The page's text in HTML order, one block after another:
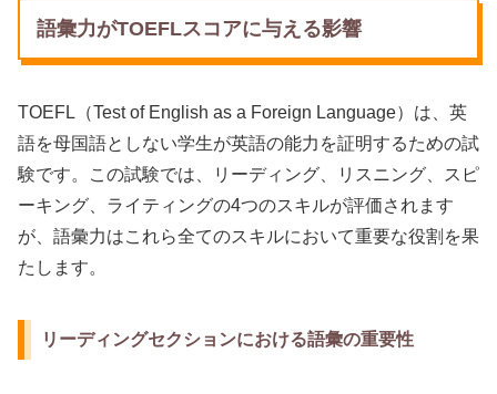
語彙力がTOEFLスコアに与える影響
TOEFL（Test of English as a Foreign Language）は、英
語を母国語としない学生が英語の能力を証明するための試
験です。この試験では、リーディング、リスニング、スピ
ーキング、ライティングの4つのスキルが評価されます
が、語彙力はこれら全てのスキルにおいて重要な役割を果
たします。
リーディングセクションにおける語彙の重要性